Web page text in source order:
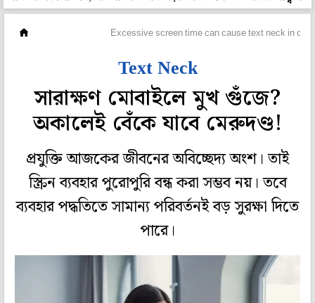
Excessive screen time can cause text neck in
Text Neck
সারাক্ষণ মোবাইলে মুখ গুঁজে?
অকালেই বেঁকে যাবে মেরুদণ্ড!
প্রযুক্তি আজকের জীবনের অবিচ্ছেদ্য অংশ। তাই
স্ক্রিন ব্যবহার পুরোপুরি বন্ধ করা সম্ভব নয়। তবে
ব্যবহার পদ্ধতিতে সামান্য পরিবর্তনই বড় সুরক্ষা দিতে
পারে।